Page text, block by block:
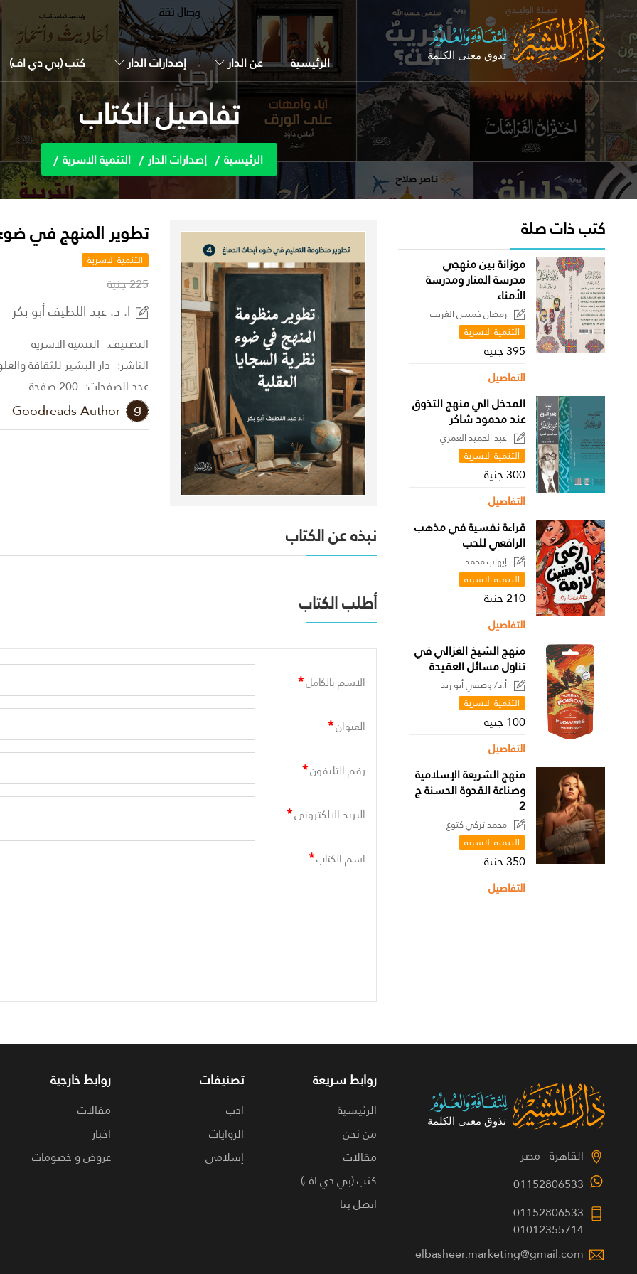
الرئيسية عن الدار إصدارات الدار كتب (بي دي اف)
تفاصيل الكتاب
الرئيسية إصدارات الدار التنمية الاسرية
كتب ذات صلة
موزانة بين منهجي
مدرسة المنار ومدرسة
الأمناء
رمضان خميس الغريب
التنمية الاسرية
395 جنية
التفاصيل
المدخل الي منهج التذوق
عند محمود شاكر
عبد الحميد العمري
التنمية الاسرية
300 جنية
التفاصيل
قراءة نفسية في مذهب
الرافعي للحب
إيهاب محمد
التنمية الاسرية
210 جنية
التفاصيل
منهج الشيخ الغزالي في
تناول مسائل العقيدة
أ.د/ وصفي أبو زيد
التنمية الاسرية
100 جنية
التفاصيل
منهج الشريعة الإسلامية
وصناعة القدوة الحسنة ج
2
محمد تركي كتوع
التنمية الاسرية
350 جنية
التفاصيل
تطوير المنهج في ضوء
التنمية الاسرية
225 جنية
ا. د. عبد اللطيف أبو بكر
التصنيف: التنمية الاسرية
الناشر: دار البشير للثقافة
عدد الصفحات: 200 صفحة
Goodreads Author
نبذه عن الكتاب
أطلب الكتاب
الاسم بالكامل*
العنوان*
رقم التليفون*
البريد الالكترونى*
اسم الكتاب*
القاهرة - مصر
01152806533
01152806533
01012355714
elbasheer.marketing@gmail.com
روابط سريعة
الرئيسية
من نحن
مقالات
كتب (بي دي اف)
اتصل بنا
تصنيفات
ادب
الروايات
إسلامي
روابط خارجية
مقالات
اخبار
عروض و خصومات